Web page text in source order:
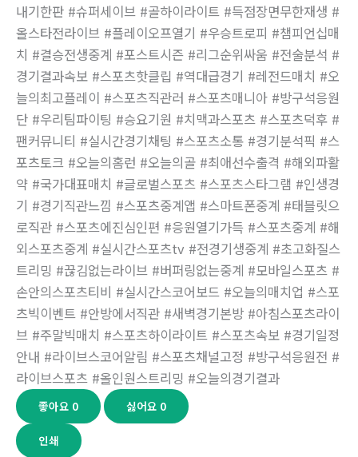
내기한판 #슈퍼세이브 #골하이라이트 #득점장면무한재생 #
올스타전라이브 #플레이오프열기 #우승트로피 #챔피언십매
치 #결승전생중계 #포스트시즌 #리그순위싸움 #전술분석 #
경기결과속보 #스포츠핫클립 #역대급경기 #레전드매치 #오
늘의최고플레이 #스포츠직관러 #스포츠매니아 #방구석응원
단 #우리팀파이팅 #승요기원 #치맥과스포츠 #스포츠덕후 #
팬커뮤니티 #실시간경기채팅 #스포츠소통 #경기분석픽 #스
포츠토크 #오늘의홈런 #오늘의골 #최애선수출격 #해외파활
약 #국가대표매치 #글로벌스포츠 #스포츠스타그램 #인생경
기 #경기직관느낌 #스포츠중계앱 #스마트폰중계 #태블릿으
로직관 #스포츠에진심인편 #응원열기가득 #스포츠중계 #해
외스포츠중계 #실시간스포츠tv #전경기생중계 #초고화질스
트리밍 #끊김없는라이브 #버퍼링없는중계 #모바일스포츠 #
손안의스포츠티비 #실시간스코어보드 #오늘의매치업 #스포
츠빅이벤트 #안방에서직관 #새벽경기본방 #아침스포츠라이
브 #주말빅매치 #스포츠하이라이트 #스포츠속보 #경기일정
안내 #라이브스코어알림 #스포츠채널고정 #방구석응원전 #
라이브스포츠 #올인원스트리밍 #오늘의경기결과
좋아요 0 싫어요 0
인쇄